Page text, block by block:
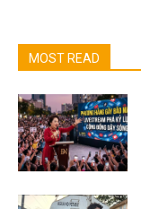
MOST READ